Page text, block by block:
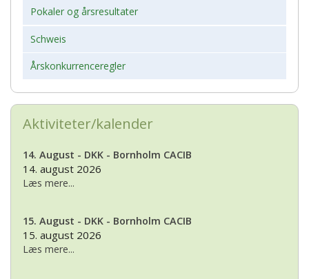
Pokaler og årsresultater
Schweis
Årskonkurrenceregler
Aktiviteter/kalender
14. August - DKK - Bornholm CACIB
14. august 2026
Læs mere...
15. August - DKK - Bornholm CACIB
15. august 2026
Læs mere...